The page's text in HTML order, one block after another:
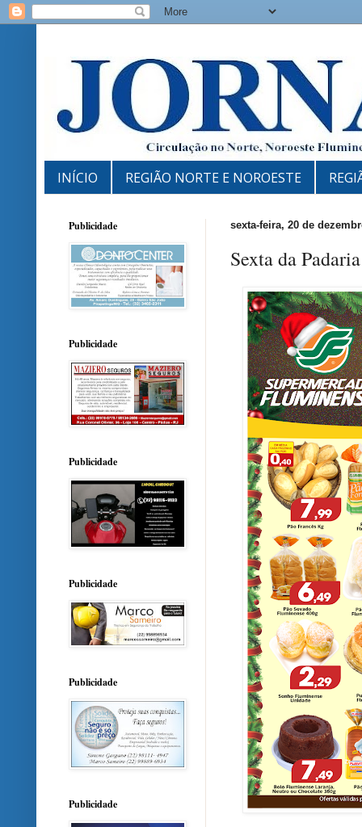
INÍCIO REGIÃO NORTE E NOROESTE
sexta-feira, 20 de
Sexta da
Publicidade
Publicidade
Publicidade
Publicidade
Publicidade
Publicidade